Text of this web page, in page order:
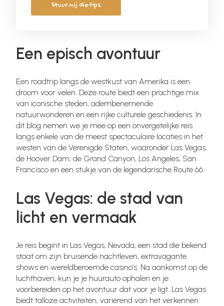
Stuur mij die tips
Een episch avontuur
Een roadtrip langs de westkust van Amerika is een
droom voor velen. Deze route biedt een prachtige mix
van iconische steden, adembenemende
natuurwonderen en een rijke culturele geschiedenis. In
dit blog nemen we je mee op een onvergetelijke reis
langs enkele van de meest spectaculaire locaties in het
westen van de Verenigde Staten, waaronder Las Vegas,
de Hoover Dam, de Grand Canyon, Los Angeles, San
Francisco en een stukje van de legendarische Route 66.
Las Vegas: de stad van
licht en vermaak
Je reis begint in Las Vegas, Nevada, een stad die bekend
staat om zijn bruisende nachtleven, extravagante
shows en wereldberoemde casino’s. Na aankomst op de
luchthaven, kun je je huurauto ophalen en je
voorbereiden op het avontuur dat voor je ligt. Las Vegas
biedt talloze activiteiten, variërend van het verkennen